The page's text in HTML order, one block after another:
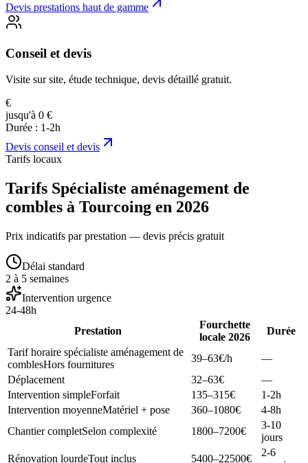
Devis prestations haut de gamme
Conseil et devis
Visite sur site, étude technique, devis détaillé gratuit.
€
jusqu'à 0 €
Durée : 1-2h
Devis conseil et devis
Tarifs locaux
Tarifs Spécialiste aménagement de
combles à Tourcoing en 2026
Prix indicatifs par prestation — devis précis gratuit
Délai standard
2 à 5 semaines
Intervention urgence
24-48h
Prestation
Fourchette
locale 2026
Durée
Tarif horaire spécialiste aménagement de
comblesHors fournitures
39–63€/h
—
Déplacement
32–63€
—
Intervention simpleForfait 135–315€
1-2h
Intervention moyenneMatériel + pose 360–1080€
4-8h
Chantier completSelon complexité 1800–7200€
3-10
jours
Rénovation lourdeTout inclus 5400–22500€
2-6